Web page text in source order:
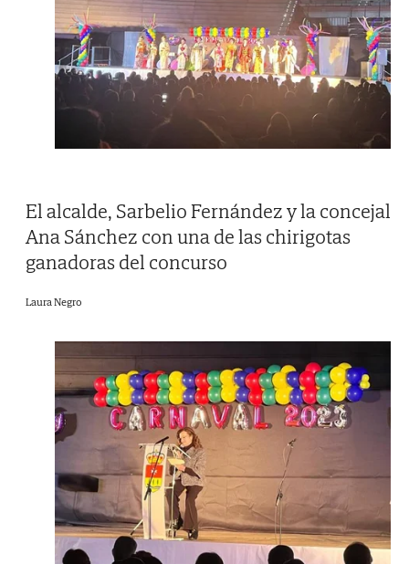
El alcalde, Sarbelio Fernández y la concejal
Ana Sánchez con una de las chirigotas
ganadoras del concurso
Laura Negro